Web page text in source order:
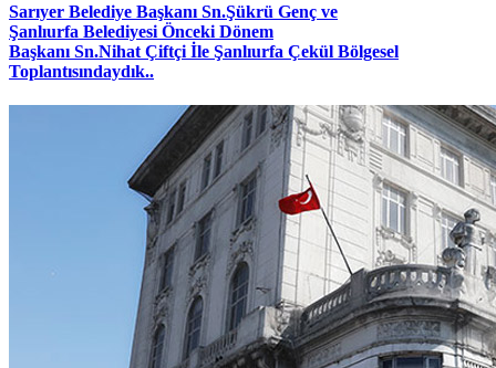
Sarıyer Belediye Başkanı Sn.Şükrü Genç ve
Şanlıurfa Belediyesi Önceki Dönem
Başkanı Sn.Nihat Çiftçi İle Şanlıurfa Çekül Bölgesel
Toplantısındaydık..